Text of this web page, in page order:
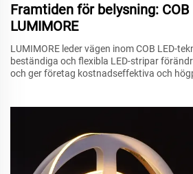
Framtiden för belysning:
LUMIMORE
LUMIMORE leder vägen inom COB LED-
beständiga och flexibla LED-stripar
och ger företag kostnadseffektiva och